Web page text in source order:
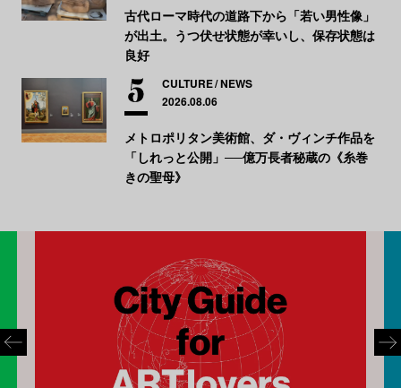
古代ローマ時代の道路下から「若い男性像」
が出土。うつ伏せ状態が幸いし、保存状態は
良好
CULTURE NEWS
2026.08.06
メトロポリタン美術館、ダ・ヴィンチ作品を
「しれっと公開」──億万長者秘蔵の《糸巻
きの聖母》